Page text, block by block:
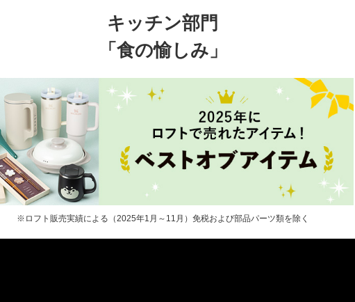
キッチン部門
「食の愉しみ」
※ロフト販売実績による（2025年1月～11月）免税および部品パーツ類を除く